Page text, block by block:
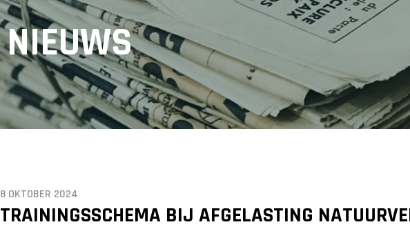
JUNIOREN
JO14-1
JO14-2
JO14-3
JO15-1
JO15-2
JO17-1
JO17-2
PUPILLEN
JO8-1
JO8-2
JO8-3
JO8-4JM
JO8-5JM
JO9-5
MINI'S
6-
NIEUWS
8 OKTOBER 2024
TRAININGSSCHEMA BIJ AFGELASTING